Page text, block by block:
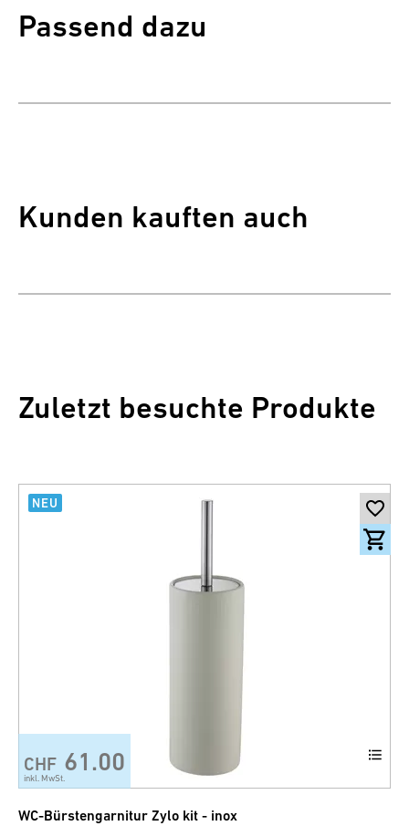
Passend dazu
Kunden kauften auch
Zuletzt besuchte Produkte
NEU
CHF 61.00
inkl. MwSt.
WC-Bürstengarnitur Zylo kit - inox